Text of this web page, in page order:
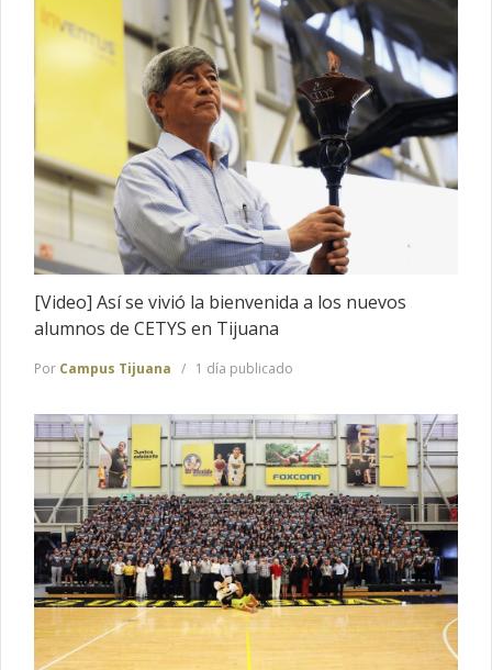
[Video] Así se vivió la bienvenida a los nuevos
alumnos de CETYS en Tijuana
Por Campus Tijuana 1 día publicado